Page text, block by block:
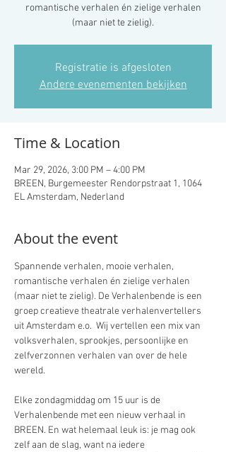
romantische verhalen én zielige verhalen
(maar niet te zielig).
Registratie is afgesloten
Andere evenementen bekijken
Time & Location
Mar 29, 2026, 3:00 PM – 4:00 PM
BREEN, Burgemeester Rendorpstraat 1, 1064
EL Amsterdam, Nederland
About the event
Spannende verhalen, mooie verhalen,
romantische verhalen én zielige verhalen
(maar niet te zielig). De Verhalenbende is een
groep creatieve theatrale verhalenvertellers
uit Amsterdam e.o.  Wij vertellen een mix van
volksverhalen, sprookjes, persoonlijke en
zelfverzonnen verhalen van over de hele
wereld.
Elke zondagmiddag om 15 uur is de
Verhalenbende met een nieuw verhaal in
BREEN. En wat helemaal leuk is: je mag ook
zelf aan de slag, want na iedere